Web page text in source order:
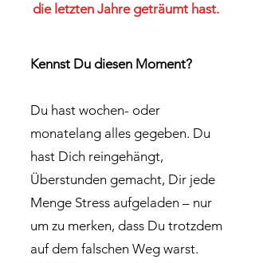
die letzten Jahre geträumt hast.
Kennst Du diesen Moment?
Du hast wochen- oder
monatelang alles gegeben. Du
hast Dich reingehängt,
Überstunden gemacht, Dir jede
Menge Stress aufgeladen – nur
um zu merken, dass Du trotzdem
auf dem falschen Weg warst.